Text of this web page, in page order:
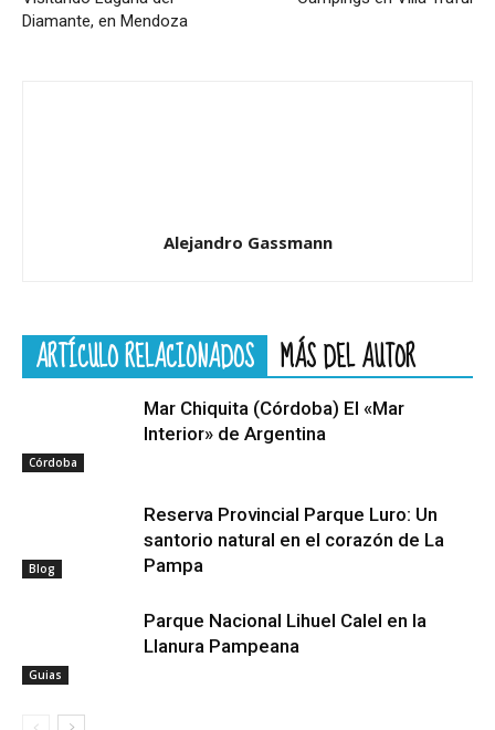
Diamante, en Mendoza
Alejandro Gassmann
ARTÍCULO RELACIONADOS MÁS DEL AUTOR
Córdoba
Mar Chiquita (Córdoba) El «Mar
Interior» de Argentina
Blog
Reserva Provincial Parque Luro: Un
santorio natural en el corazón de La
Pampa
Guias
Parque Nacional Lihuel Calel en la
Llanura Pampeana